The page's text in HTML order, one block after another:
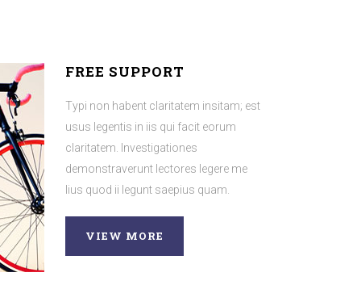
est
FREE SUPPORT
Typi non habent claritatem insitam; est
usus legentis in iis qui facit eorum
claritatem. Investigationes
demonstraverunt lectores legere me
lius quod ii legunt saepius quam.
VIEW MORE